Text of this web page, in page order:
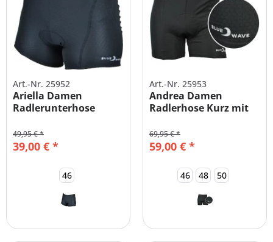
Art.-Nr. 25952
Ariella Damen
Radlerunterhose
39,00 € *
49,95 € *
46
Art.-Nr. 25953
Andrea Damen
Radlerhose Kurz mit
59,00 € *
69,95 € *
46 48 50